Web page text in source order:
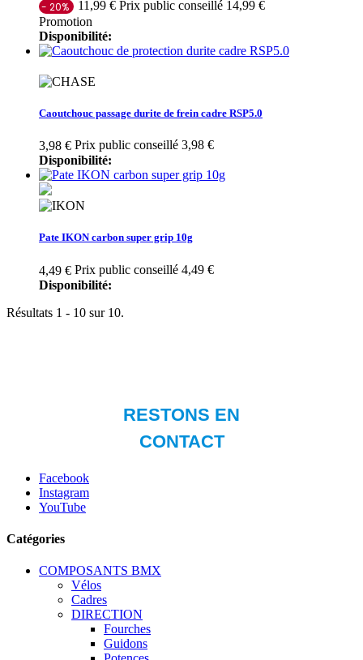
- 20% 11,99 € Prix public conseillé 14,99 €
Promotion
Disponibilité:
Caoutchouc passage durite de frein cadre RSP5.0
3,98 € Prix public conseillé 3,98 €
Disponibilité:
Pate IKON carbon super grip 10g
4,49 € Prix public conseillé 4,49 €
Disponibilité:
Résultats 1 - 10 sur 10.
Facebook
Instagram
YouTube
Catégories
COMPOSANTS BMX
Vélos
Cadres
DIRECTION
Fourches
Guidons